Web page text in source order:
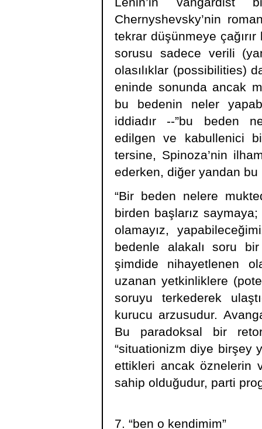
Chernyshevsky’nin
tekrar düşünmeye
sorusu sadece verili
olasılıklar (possibilities)
eninde sonunda ancak
bu bedenin neler
iddiadır --”bu beden
edilgen ve kabullenici
tersine, Spinoza’nin
ederken, diğer yandan bu
“Bir beden nelere
birden başlarız
olamayız,
bedenle alakalı soru bir
şimdide nihayetlenen
uzanan yetkinliklere
soruyu terkederek
kurucu arzusudur.
Bu paradoksal bir
“situationizm diye birşey
ettikleri ancak öznelerin
sahip olduğudur, parti
7. “ben o kendimim”